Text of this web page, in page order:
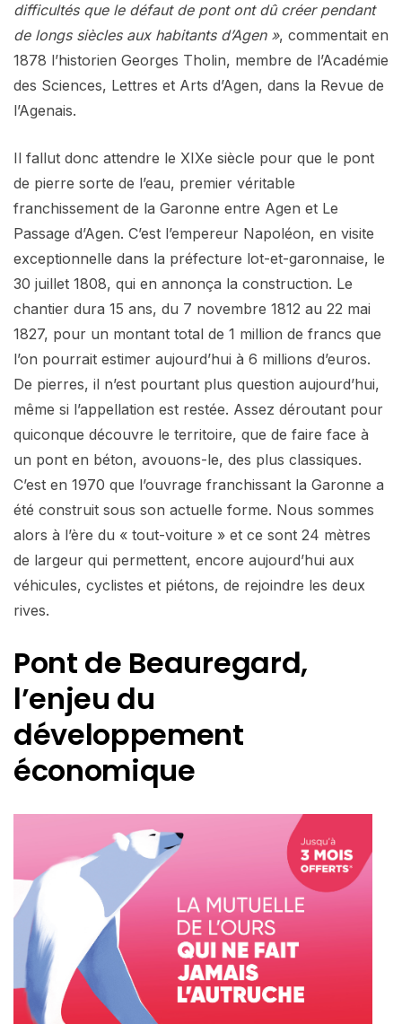
difficultés que le défaut de pont ont dû créer pendant
de longs siècles aux habitants d’Agen », commentait en
1878 l’historien Georges Tholin, membre de l’Académie
des Sciences, Lettres et Arts d’Agen, dans la Revue de
l’Agenais.
Il fallut donc attendre le XIXe siècle pour que le pont
de pierre sorte de l’eau, premier véritable
franchissement de la Garonne entre Agen et Le
Passage d’Agen. C’est l’empereur Napoléon, en visite
exceptionnelle dans la préfecture lot-et-garonnaise, le
30 juillet 1808, qui en annonça la construction. Le
chantier dura 15 ans, du 7 novembre 1812 au 22 mai
1827, pour un montant total de 1 million de francs que
l’on pourrait estimer aujourd’hui à 6 millions d’euros.
De pierres, il n’est pourtant plus question aujourd’hui,
même si l’appellation est restée. Assez déroutant pour
quiconque découvre le territoire, que de faire face à
un pont en béton, avouons-le, des plus classiques.
C’est en 1970 que l’ouvrage franchissant la Garonne a
été construit sous son actuelle forme. Nous sommes
alors à l’ère du « tout-voiture » et ce sont 24 mètres
de largeur qui permettent, encore aujourd’hui aux
véhicules, cyclistes et piétons, de rejoindre les deux
rives.
Pont de Beauregard,
l’enjeu du
développement
économique